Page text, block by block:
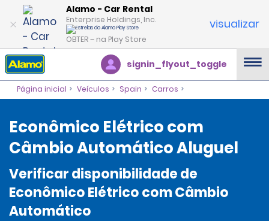
Alamo - Car Rental
Enterprise Holdings, Inc.
OBTER – na Play Store
visualizar
signin_flyout_toggle
Página inicial Veículos Spain Carros
Econômico Elétrico com
Câmbio Automático Aluguel
Verificar disponibilidade de
Econômico Elétrico com Câmbio
Automático